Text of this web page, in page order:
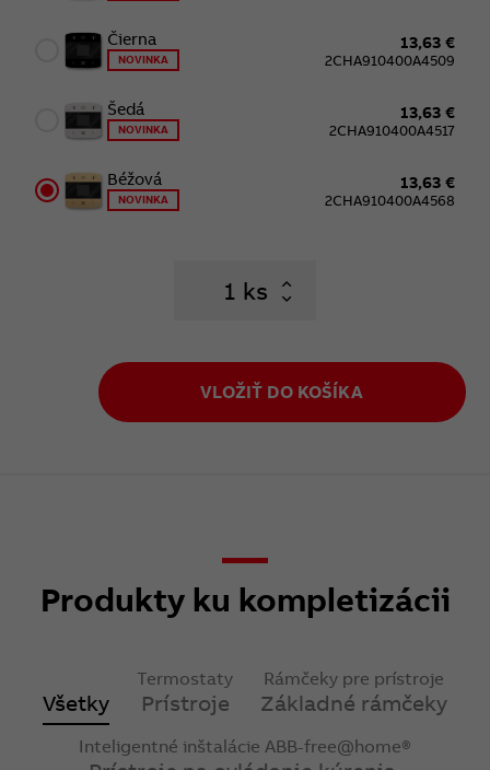
Čierna
NOVINKA
13,63 €
2CHA910400A4509
Šedá
NOVINKA
13,63 €
2CHA910400A4517
Béžová
NOVINKA
13,63 €
2CHA910400A4568
ks
VLOŽIŤ DO KOŠÍKA
Produkty ku kompletizácii
Všetky
Termostaty
Prístroje
Rámčeky pre prístroje
Základné rámčeky
Inteligentné inštalácie ABB-free@home®